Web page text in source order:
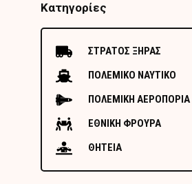
Κατηγορίες
ΣΤΡΑΤΟΣ ΞΗΡΑΣ
ΠΟΛΕΜΙΚΟ ΝΑΥΤΙΚΟ
ΠΟΛΕΜΙΚΗ ΑΕΡΟΠΟΡΙΑ
ΕΘΝΙΚΗ ΦΡΟΥΡΑ
ΘΗΤΕΙΑ